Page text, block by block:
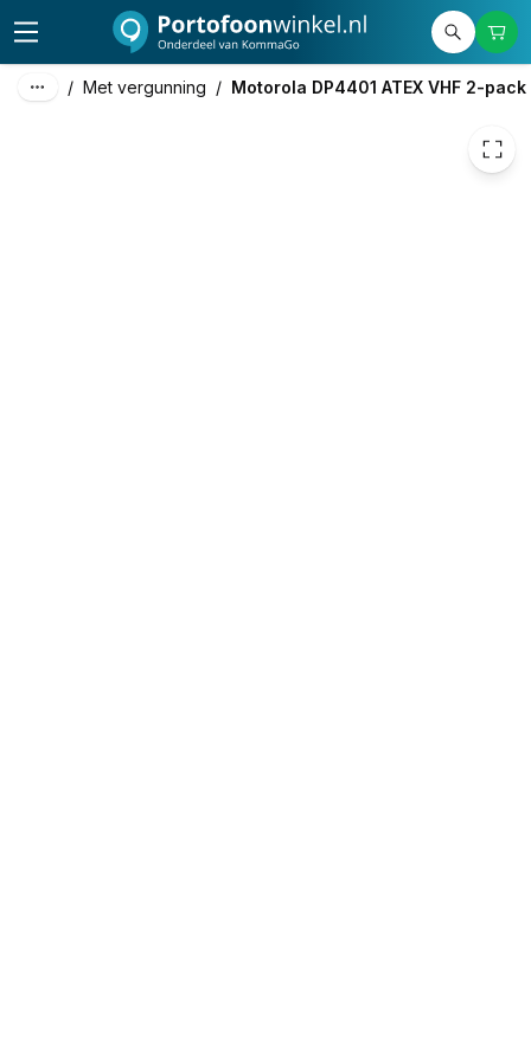
/ Met vergunning / Motorola DP4401 ATEX VHF 2-pack
2.300,00 excl. btw
2.783,00 incl. btw